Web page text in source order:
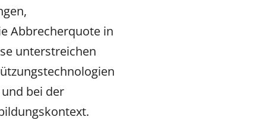
Abbrecherquote in
unterstreichen
bei der